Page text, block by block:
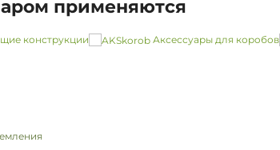
применяются
конструкции Аксессуары для коробов